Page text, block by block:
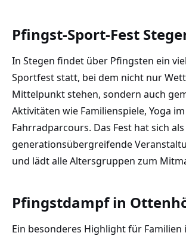
Pfingst-Sport-Fest
In Stegen findet über Pfingsten ein
Sportfest statt, bei dem nicht nur
Mittelpunkt stehen, sondern auch
Aktivitäten wie Familienspiele, Yoga
Fahrradparcours. Das Fest hat sich als
generationsübergreifende
und lädt alle Altersgruppen zum
Pfingstdampf in
Ein besonderes Highlight für Familien